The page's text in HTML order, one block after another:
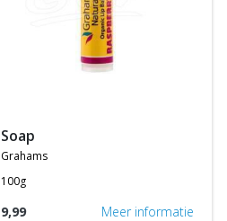
soap
grahams
100g
9,99 Meer informatie